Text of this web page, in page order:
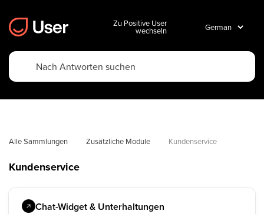
Zu Positive User
wechseln
Alle Sammlungen Zusätzliche Module Kundenservice
Kundenservice
Chat-Widget & Unterhaltungen